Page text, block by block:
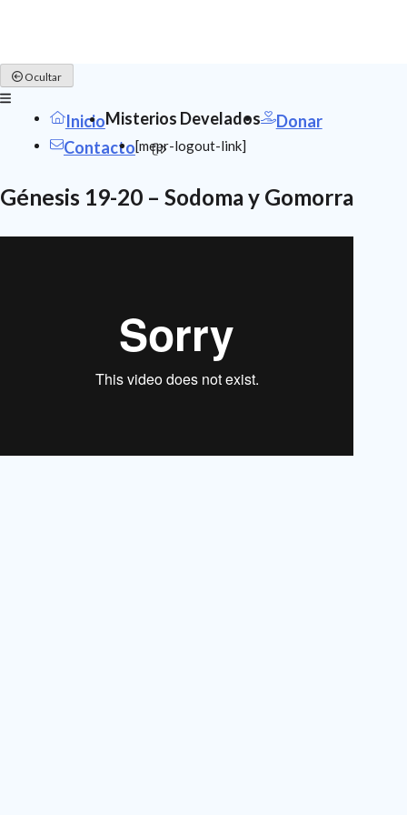
Skip
to
content
Ocultar
InicioMisterios Develados
Donar
Contacto[mepr-logout-link]
Génesis 19-20 – Sodoma y Gomorra